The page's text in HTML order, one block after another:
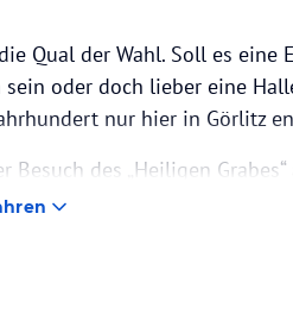
Qual der Wahl. Soll es eine
oder doch lieber eine
nur hier in Görlitz
des „Heiligen Grabes“
sich im angelegten